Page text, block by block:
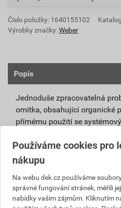
Číslo položky: 1640155102
Výrobky značky:Weber
Popis
Jednoduše zpracovatelná
omítka, obsahující organické
přímému použití se
Vlivem ochlazování
zateplovacích systémů
dochází ke kondenzaci
vytváří živnou půdu pro
Povrch omítky
Používáme cookies pro
nákupu
Na webu dek.cz používáme
správné fungování stránek, měřili
nabídky vašim zájmům. Kliknutím